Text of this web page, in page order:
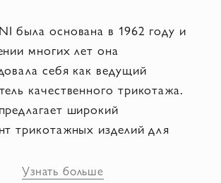
была основана в 1962 году и
многих лет она
себя как ведущий
качественного трикотажа.
широкий
трикотажных изделий для
кардиганы, юбки и многое
Узнать больше